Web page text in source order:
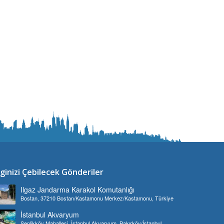
Çebilecek Gönderiler
Ilgaz Jandarma Karakol Komutanlığı
Bostan, 37210 Bostan/Kastamonu Merkez/Kastamonu, Türkiye
İstanbul Akvaryum